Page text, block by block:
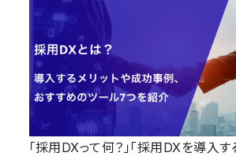
「採用DXって何？」「採用DXを導入す